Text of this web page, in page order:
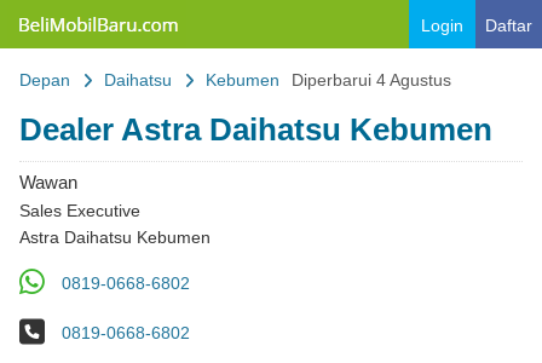
Login Daftar
Depan Daihatsu Kebumen Diperbarui 4 Agustus
Dealer Astra Daihatsu Kebumen
Wawan
Sales Executive
Astra Daihatsu Kebumen
WA
0819-0668-6802
No Telp
0819-0668-6802